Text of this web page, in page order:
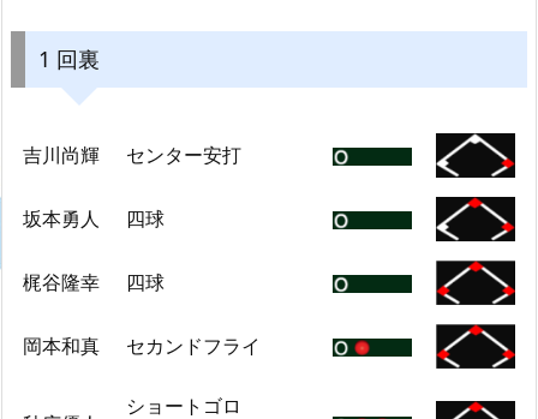
1 回裏
吉川尚輝 センター安打
坂本勇人 四球
梶谷隆幸 四球
岡本和真 セカンドフライ
ショートゴロ